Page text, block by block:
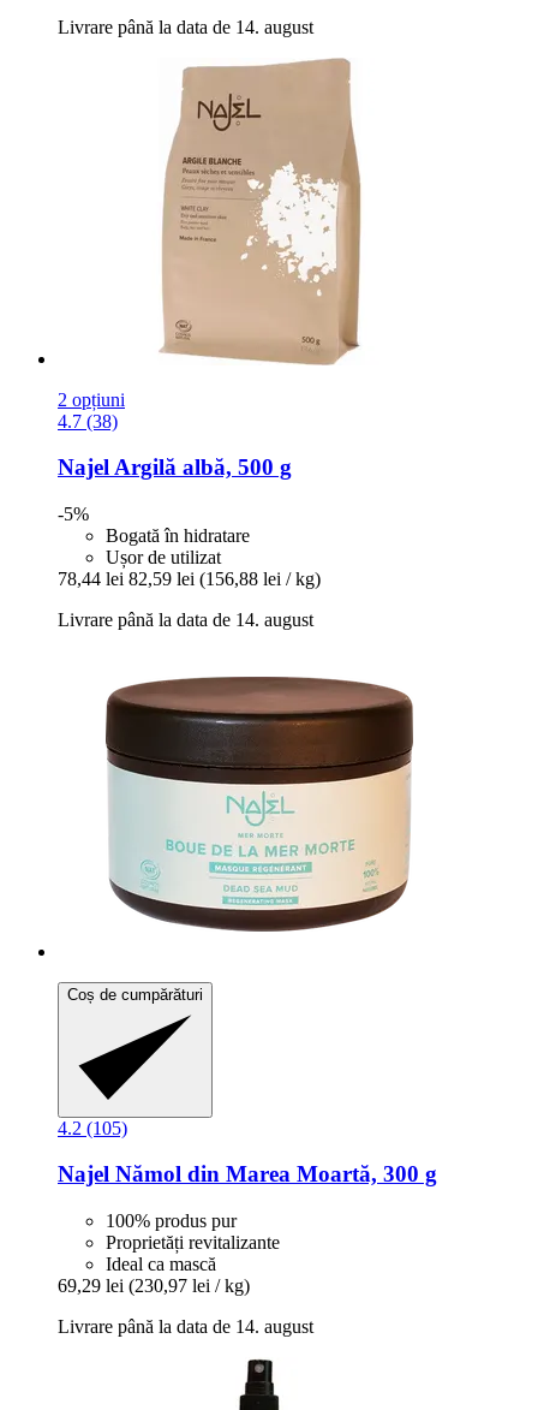
Livrare până la data de 14. august
2 opțiuni
4.7 (38)
NajelArgilă albă, 500 g
-5%
Bogată în hidratare
Ușor de utilizat
78,44 lei 82,59 lei (156,88 lei / kg)
Livrare până la data de 14. august
Coș de cumpărături
4.2 (105)
Najel Nămol din Marea Moartă, 300 g
100% produs pur
Proprietăți revitalizante
Ideal ca mască
69,29 lei (230,97 lei / kg)
Livrare până la data de 14. august